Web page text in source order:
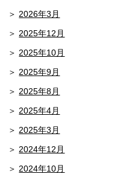
2026年3月
2025年12月
2025年10月
2025年9月
2025年8月
2025年4月
2025年3月
2024年12月
2024年10月